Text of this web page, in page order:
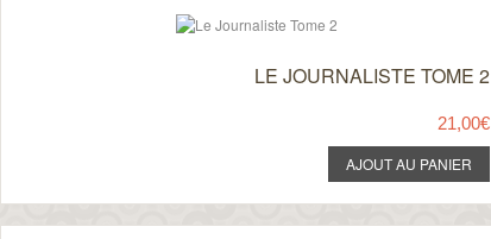
LE JOURNALISTE TOME 2
21,00€